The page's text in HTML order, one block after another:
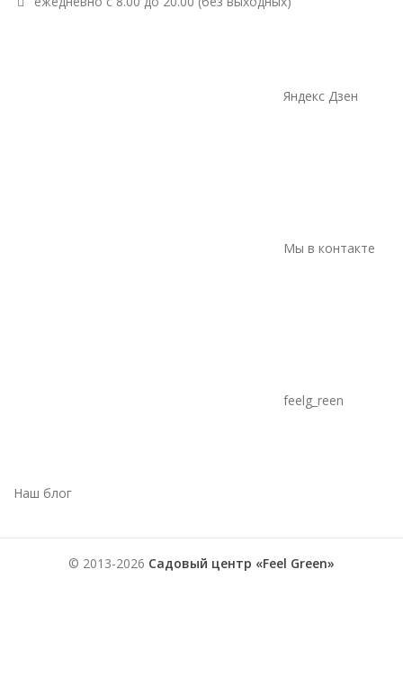
Яндекс Дзен
Мы в контакте
feelg_reen
Наш блог
© 2013-2026 Садовый центр «Feel Green»